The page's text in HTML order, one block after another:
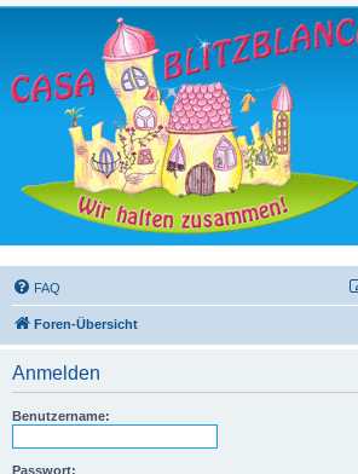
FAQ
Foren-Übersicht
Anmelden
Benutzername:
Passwort: